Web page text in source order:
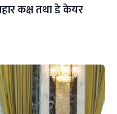
कक्ष तथा डे केयर